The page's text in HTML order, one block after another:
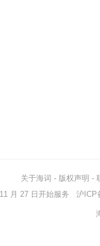
关于海词 - 版权声明 -
月 27 日开始服务 沪ICP